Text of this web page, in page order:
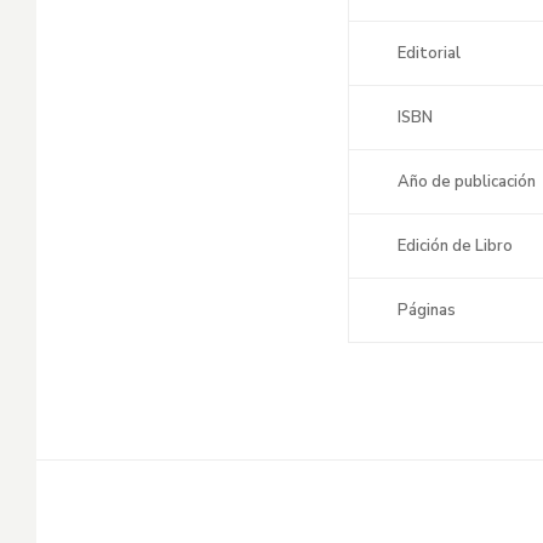
Editorial
ISBN
Año de publicación
Edición de Libro
Páginas